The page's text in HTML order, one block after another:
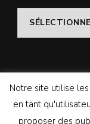
Archives
© Copyright
droits
Notre site utilise
en tant
proposer des